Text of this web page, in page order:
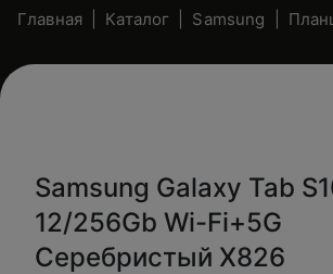
Главная Каталог Samsung
Samsung Galaxy Tab
12/256Gb Wi-Fi+5G
Серебристый X826